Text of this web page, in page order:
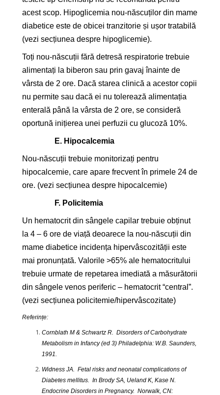
acest scop. Hipoglicemia nou-născuților din mame
diabetice este de obicei tranzitorie și ușor tratabilă
(vezi secțiunea despre hipoglicemie).
Toți nou-născuții fără detresă respiratorie trebuie
alimentați la biberon sau prin gavaj înainte de
vârsta de 2 ore. Dacă starea clinică a acestor copii
nu permite sau dacă ei nu tolerează alimentația
enterală până la vârsta de 2 ore, se consideră
oportună inițierea unei perfuzii cu glucoză 10%.
E. Hipocalcemia
Nou-născuții trebuie monitorizați pentru
hipocalcemie, care apare frecvent în primele 24 de
ore. (vezi secțiunea despre hipocalcemie)
F. Policitemia
Un hematocrit din sângele capilar trebuie obținut
la 4 – 6 ore de viață deoarece la nou-născuții din
mame diabetice incidența hipervâscozității este
mai pronunțată. Valorile >65% ale hematocritului
trebuie urmate de repetarea imediată a măsurătorii
din sângele venos periferic – hematocrit “central”.
(vezi secțiunea policitemie/hipervâscozitate)
Referințe:
Cornblath M & Schwartz R. Disorders of Carbohydrate
Metabolism in Infancy (ed 3) Philadelphia: W.B. Saunders,
1991.
Widness JA. Fetal risks and neonatal complications of
Diabetes mellitus. In Brody SA, Ueland K, Kase N.
Endocrine Disorders in Pregnancy. Norwalk, CN: